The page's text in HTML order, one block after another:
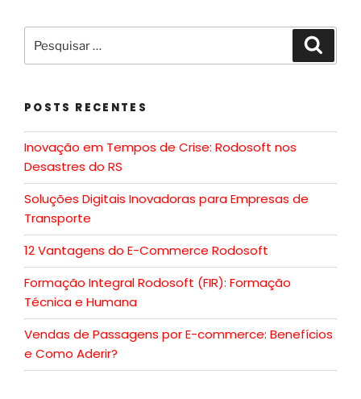
POSTS RECENTES
Inovação em Tempos de Crise: Rodosoft nos
Desastres do RS
Soluções Digitais Inovadoras para Empresas de
Transporte
12 Vantagens do E-Commerce Rodosoft
Formação Integral Rodosoft (FIR): Formação
Técnica e Humana
Vendas de Passagens por E-commerce: Benefícios
e Como Aderir?